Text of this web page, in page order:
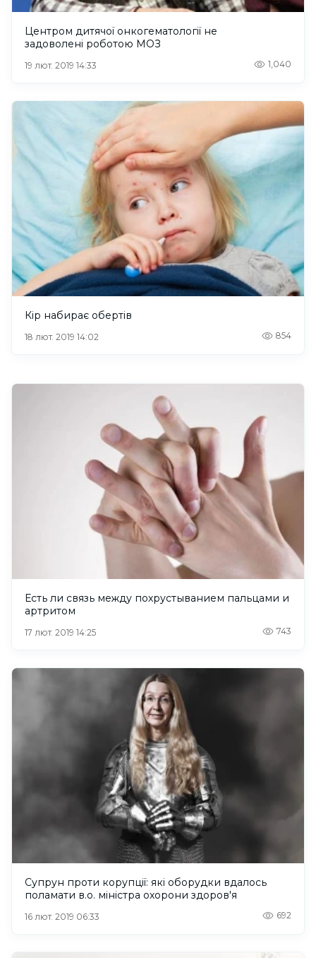
Центром дитячої онкогематології не
задоволені роботою МОЗ
19 лют. 2019 14:33 1,040
Кір набирає обертів
18 лют. 2019 14:02 854
Есть ли связь между похрустыванием пальцами и
артритом
17 лют. 2019 14:25 743
Супрун проти корупції: які оборудки вдалось
поламати в.о. міністра охорони здоров'я
16 лют. 2019 06:33 692